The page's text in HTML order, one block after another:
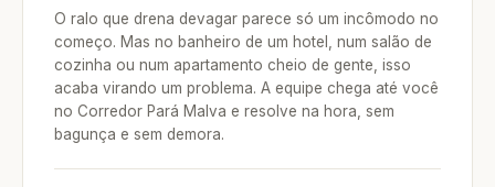
O ralo que drena devagar parece só um incômodo no
começo. Mas no banheiro de um hotel, num salão de
cozinha ou num apartamento cheio de gente, isso
acaba virando um problema. A equipe chega até você
no Corredor Pará Malva e resolve na hora, sem
bagunça e sem demora.